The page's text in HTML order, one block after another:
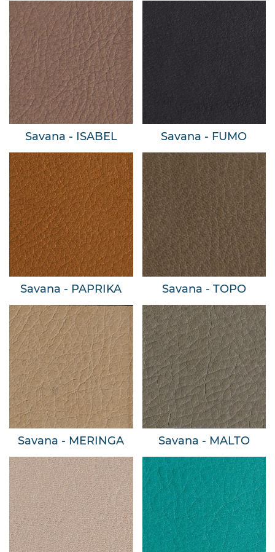
Savana - ISABEL Savana - FUMO
Savana - PAPRIKA Savana - TOPO
Savana - MERINGA Savana - MALTO